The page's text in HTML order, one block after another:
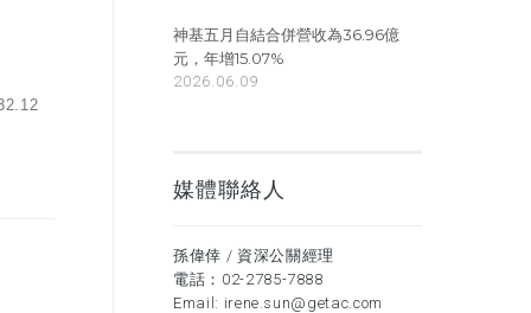
神基五月自結合併營收為36.96億
元，年增15.07%
2026.06.09
媒體聯絡人
孫偉倖 / 資深公關經理
電話： 02-2785-7888
Email: irene.sun@getac.com